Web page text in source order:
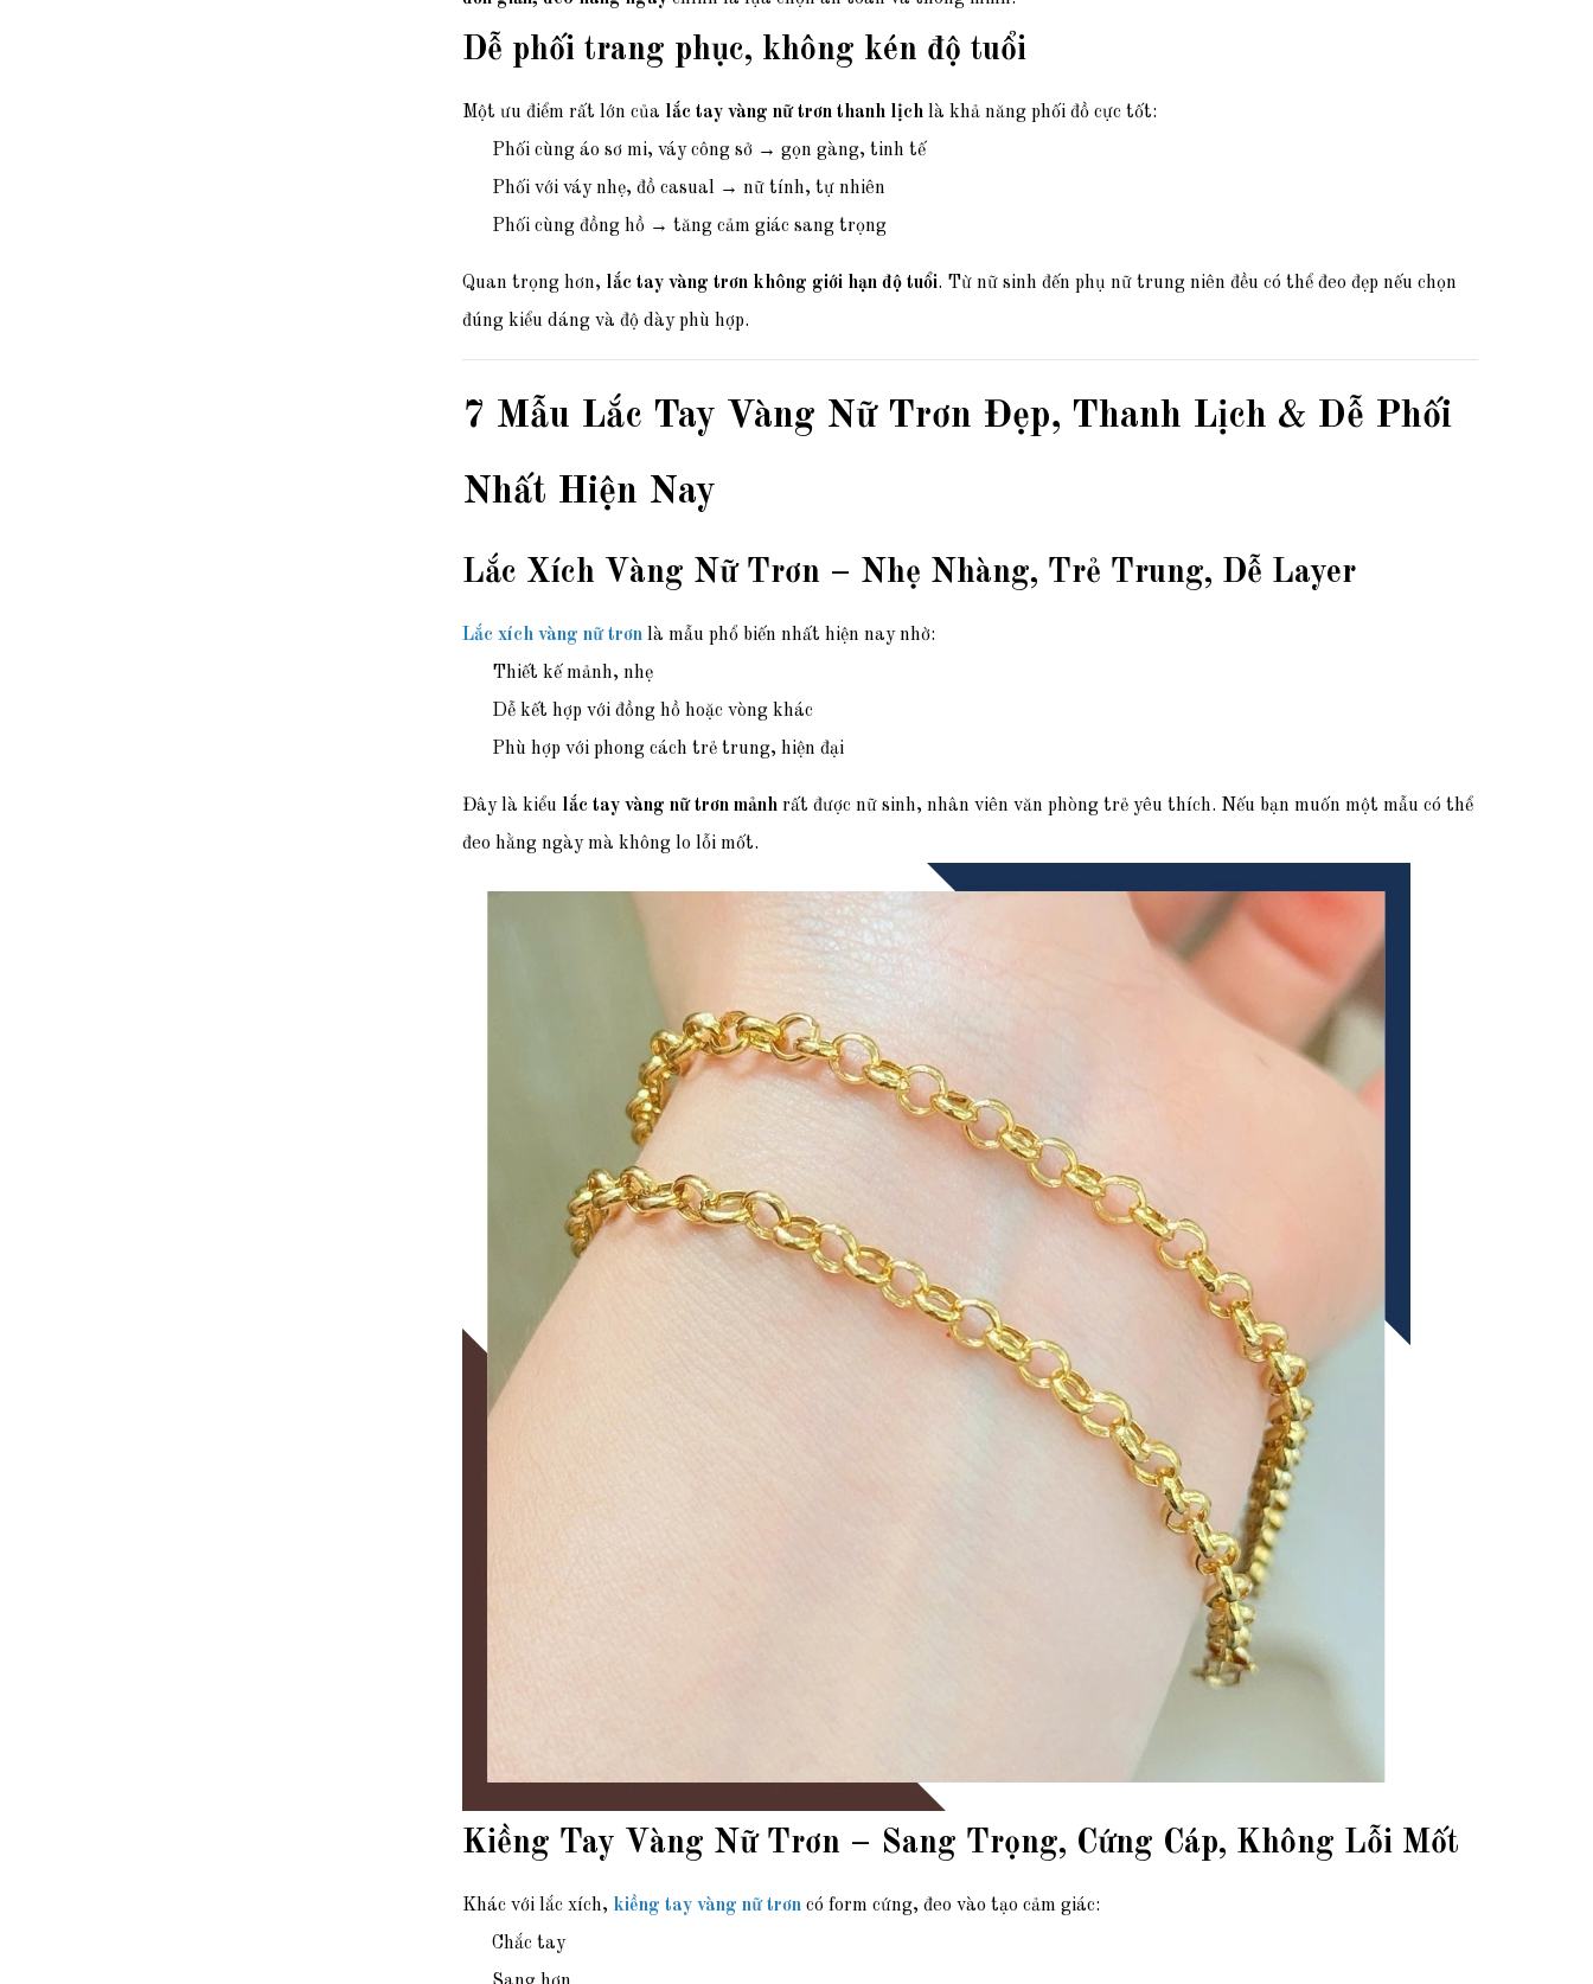
Dễ phối trang phục, không kén độ tuổi
Một ưu điểm rất lớn của lắc tay vàng nữ trơn thanh lịchlà khả năng phối đồ cực tốt:
Phối cùng áo sơ mi, váy công sở → gọn gàng, tinh tế
Phối với váy nhẹ, đồ casual → nữ tính, tự nhiên
Phối cùng đồng hồ → tăng cảm giác sang trọng
Quan trọng hơn, lắc tay vàng trơn không giới hạn độ tuổi. Từ nữ sinh đến phụ nữ trung niên đều có thể đeo đẹp nếu chọn
đúng kiểu dáng và độ dày phù hợp.
7 Mẫu Lắc Tay Vàng Nữ Trơn Đẹp, Thanh Lịch & Dễ Phối
Nhất Hiện Nay
Lắc Xích Vàng Nữ Trơn – Nhẹ Nhàng, Trẻ Trung, Dễ Layer
Lắc xích vàng nữ trơnlà mẫu phổ biến nhất hiện nay nhờ:
Thiết kế mảnh, nhẹ
Dễ kết hợp với đồng hồ hoặc vòng khác
Phù hợp với phong cách trẻ trung, hiện đại
Đây là kiểu lắc tay vàng nữ trơn mảnhrất được nữ sinh, nhân viên văn phòng trẻ yêu thích. Nếu bạn muốn một mẫu có thể
đeo hằng ngày mà không lo lỗi mốt.
Kiềng Tay Vàng Nữ Trơn – Sang Trọng, Cứng Cáp, Không Lỗi Mốt
Khác với lắc xích, kiềng tay vàng nữ trơncó form cứng, đeo vào tạo cảm giác:
Chắc tay